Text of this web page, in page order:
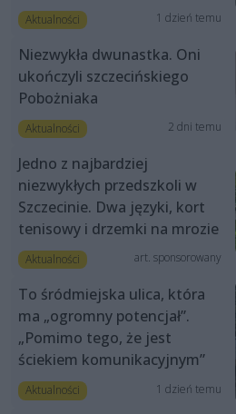
Aktualności 1 dzień temu
Niezwykła dwunastka. Oni
ukończyli szczecińskiego
Pobożniaka
Aktualności 2 dni temu
Jedno z najbardziej
niezwykłych przedszkoli w
Szczecinie. Dwa języki, kort
tenisowy i drzemki na mrozie
Aktualności art. sponsorowany
To śródmiejska ulica, która
ma „ogromny potencjał”.
„Pomimo tego, że jest
ściekiem komunikacyjnym”
Aktualności 1 dzień temu